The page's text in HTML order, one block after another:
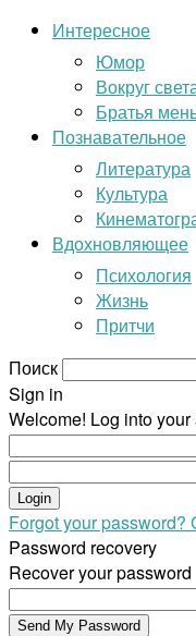
Интересное
Юмор
Вокруг
Братья
Познавательное
Литература
Культура
Вдохновляющее
Психология
Жизнь
Притчи
Поиск
Sign in
Welcome! Log into
Forgot your password?
Password recovery
Recover your password